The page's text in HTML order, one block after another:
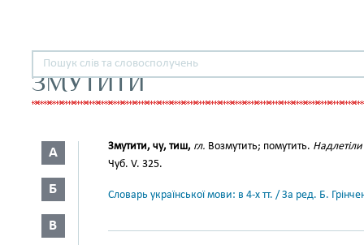
ЗМУТИТИ
А
Б
В
Змутити, чу, тиш, гл. Возмутить; помутить.
Чуб. V. 325.
Словарь української мови: в 4-х тт. / За ред. Б.